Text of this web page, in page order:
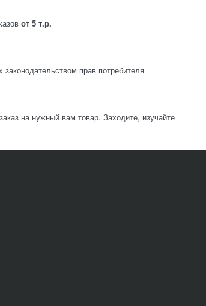
от 5 т.р.
прав потребителя
на нужный вам товар. Заходите, изучайте